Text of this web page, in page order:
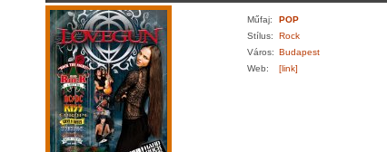
Műfaj:
POP
Stílus:
Rock
Város: Budapest
Web:
[link]